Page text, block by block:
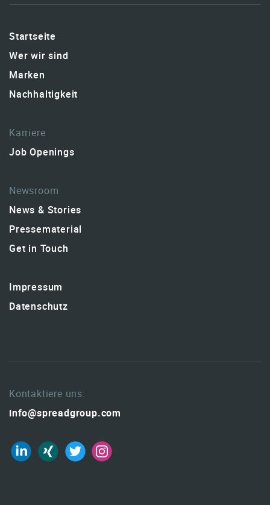
Startseite
Wer wir sind
Marken
Nachhaltigkeit
Karriere
Job Openings
Newsroom
News & Stories
Pressematerial
Get in Touch
Impressum
Datenschutz
Kontaktiere uns:
info@spreadgroup.com